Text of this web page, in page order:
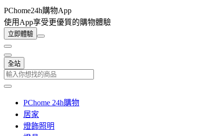
PChome24h購物App
使用App享受更優質的購物體驗
立即體驗
全站
PChome 24h購物
居家
燈飾照明